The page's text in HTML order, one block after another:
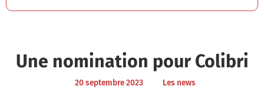
Une nomination pour Colibri
20 septembre 2023 Les news